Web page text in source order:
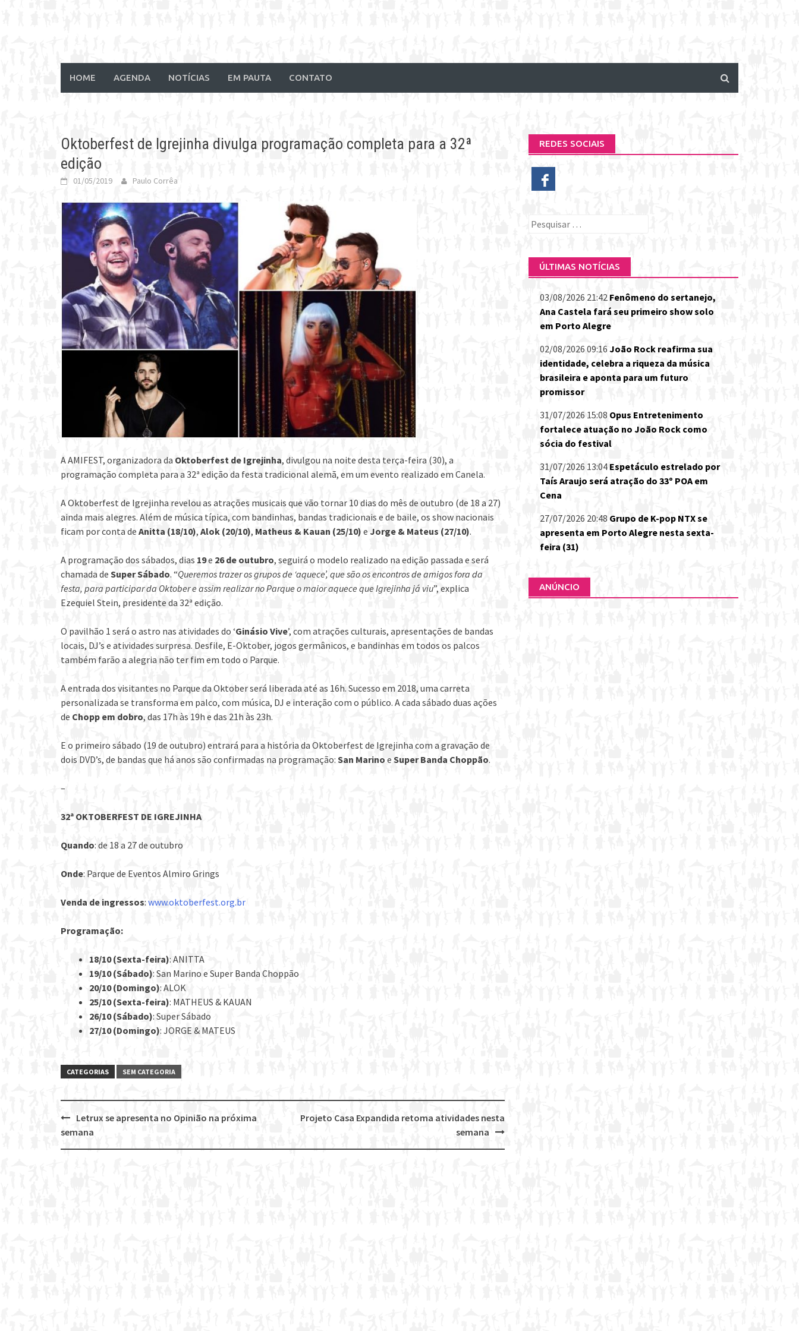
HOME AGENDA NOTÍCIAS EM PAUTA CONTATO
Oktoberfest de Igrejinha divulga programação completa para a 32ª
edição
01/05/2019 Paulo Corrêa
A AMIFEST, organizadora da Oktoberfest de Igrejinha, divulgou na noite desta terça-feira (30), a
programação completa para a 32ª edição da festa tradicional alemã, em um evento realizado em Canela.
A Oktoberfest de Igrejinha revelou as atrações musicais que vão tornar 10 dias do mês de outubro (de 18 a 27)
ainda mais alegres. Além de música típica, com bandinhas, bandas tradicionais e de baile, os show nacionais
ficam por conta de Anitta (18/10), Alok (20/10), Matheus & Kauan (25/10) e Jorge & Mateus (27/10).
A programação dos sábados, dias 19e 26 de outubro, seguirá o modelo realizado na edição passada e será
chamada de Super Sábado. “Queremos trazer os grupos de ‘aquece’, que são os encontros de amigos fora da
festa, para participar da Oktober e assim realizar no Parque o maior aquece que Igrejinha já viu”, explica
Ezequiel Stein, presidente da 32ª edição.
O pavilhão 1 será o astro nas atividades do ‘Ginásio Vive’, com atrações culturais, apresentações de bandas
locais, DJ’s e atividades surpresa. Desfile, E-Oktober, jogos germânicos, e bandinhas em todos os palcos
também farão a alegria não ter fim em todo o Parque.
A entrada dos visitantes no Parque da Oktober será liberada até as 16h. Sucesso em 2018, uma carreta
personalizada se transforma em palco, com música, DJ e interação com o público. A cada sábado duas ações
de Chopp em dobro, das 17h às 19h e das 21h às 23h.
E o primeiro sábado (19 de outubro) entrará para a história da Oktoberfest de Igrejinha com a gravação de
dois DVD’s, de bandas que há anos são confirmadas na programação: San Marino e Super Banda Choppão.
–
32ª OKTOBERFEST DE IGREJINHA
Quando: de 18 a 27 de outubro
Onde: Parque de Eventos Almiro Grings
Venda de ingressos: www.oktoberfest.org.br
Programação:
18/10 (Sexta-feira): ANITTA
19/10 (Sábado): San Marino e Super Banda Choppão
20/10 (Domingo): ALOK
25/10 (Sexta-feira): MATHEUS & KAUAN
26/10 (Sábado): Super Sábado
27/10 (Domingo): JORGE & MATEUS
CATEGORIAS SEM CATEGORIA
Post
navigation
Projeto Casa Expandida retoma atividades nesta
semana
Letrux se apresenta no Opinião na próxima
semana
REDES SOCIAIS
Pesquisar
ÚLTIMAS NOTÍCIAS
03/08/2026 21:42 Fenômeno do sertanejo,
Ana Castela fará seu primeiro show solo
em Porto Alegre
02/08/2026 09:16 João Rock reafirma sua
identidade, celebra a riqueza da música
brasileira e aponta para um futuro
promissor
31/07/2026 15:08 Opus Entretenimento
fortalece atuação no João Rock como
sócia do festival
31/07/2026 13:04 Espetáculo estrelado por
Taís Araujo será atração do 33º POA em
Cena
27/07/2026 20:48 Grupo de K-pop NTX se
apresenta em Porto Alegre nesta sexta-
feira (31)
ANÚNCIO